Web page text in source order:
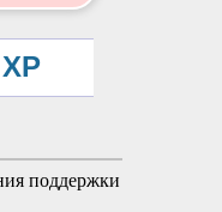
поддержки